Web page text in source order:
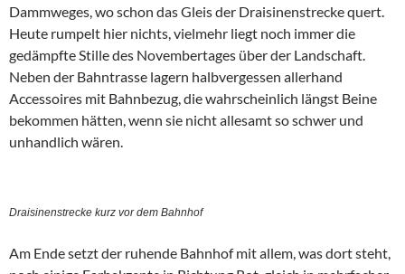
Dammweges, wo schon das Gleis der Draisinenstrecke quert.
Heute rumpelt hier nichts, vielmehr liegt noch immer die
gedämpfte Stille des Novembertages über der Landschaft.
Neben der Bahntrasse lagern halbvergessen allerhand
Accessoires mit Bahnbezug, die wahrscheinlich längst Beine
bekommen hätten, wenn sie nicht allesamt so schwer und
unhandlich wären.
Draisinenstrecke kurz vor dem Bahnhof
Am Ende setzt der ruhende Bahnhof mit allem, was dort steht,